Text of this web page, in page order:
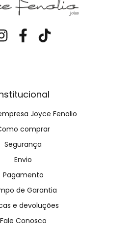
Joyce Fenolio
comprar
Segurança
Envio
Pagamento
de Garantia
e devoluções
Fale Conosco